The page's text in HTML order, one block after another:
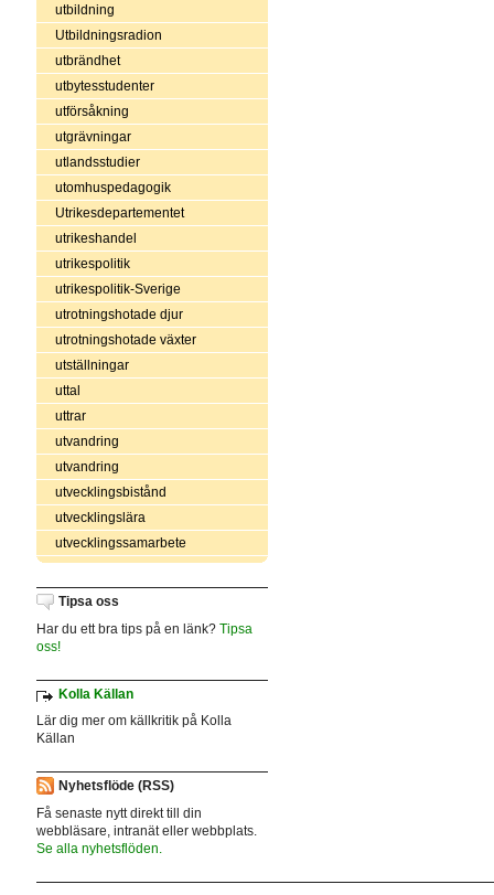
utbildning
Utbildningsradion
utbrändhet
utbytesstudenter
utförsåkning
utgrävningar
utlandsstudier
utomhuspedagogik
Utrikesdepartementet
utrikeshandel
utrikespolitik
utrikespolitik-Sverige
utrotningshotade djur
utrotningshotade växter
utställningar
uttal
uttrar
utvandring
utvandring
utvecklingsbistånd
utvecklingslära
utvecklingssamarbete
Tipsa oss
Har du ett bra tips på en länk? Tipsa
oss!
Kolla Källan
Lär dig mer om källkritik på Kolla
Källan
Nyhetsflöde (RSS)
Få senaste nytt direkt till din
webbläsare, intranät eller webbplats.
Se alla nyhetsflöden.